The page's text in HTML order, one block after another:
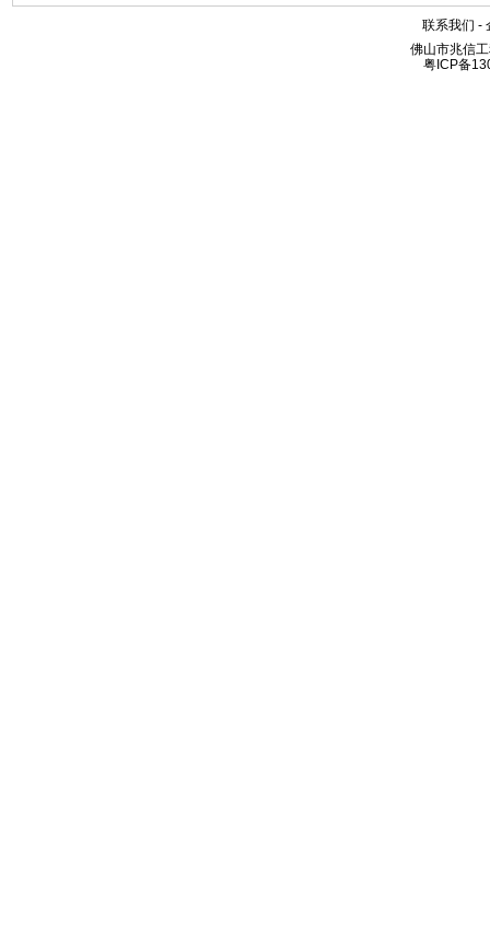
联系我们 -
佛山市兆信
粤ICP备